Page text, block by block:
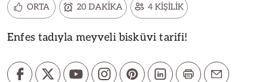
ORTA 20 DAKİKA 4 KİŞİLİK
Enfes tadıyla meyveli bisküvi tarifi!